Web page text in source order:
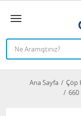
Ana Sayfa Çöp
660